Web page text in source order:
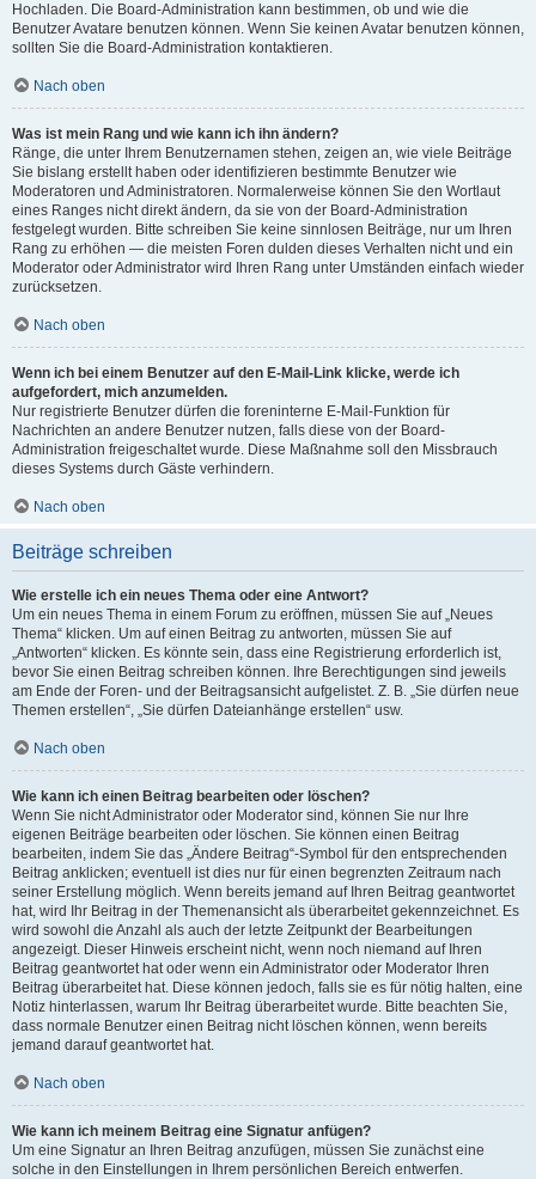
Hochladen. Die Board-Administration kann bestimmen, ob und wie die
Benutzer Avatare benutzen können. Wenn Sie keinen Avatar benutzen können,
sollten Sie die Board-Administration kontaktieren.
Nach oben
Was ist mein Rang und wie kann ich ihn ändern?
Ränge, die unter Ihrem Benutzernamen stehen, zeigen an, wie viele Beiträge
Sie bislang erstellt haben oder identifizieren bestimmte Benutzer wie
Moderatoren und Administratoren. Normalerweise können Sie den Wortlaut
eines Ranges nicht direkt ändern, da sie von der Board-Administration
festgelegt wurden. Bitte schreiben Sie keine sinnlosen Beiträge, nur um Ihren
Rang zu erhöhen — die meisten Foren dulden dieses Verhalten nicht und ein
Moderator oder Administrator wird Ihren Rang unter Umständen einfach wieder
zurücksetzen.
Nach oben
Wenn ich bei einem Benutzer auf den E-Mail-Link klicke, werde ich
aufgefordert, mich anzumelden.
Nur registrierte Benutzer dürfen die foreninterne E-Mail-Funktion für
Nachrichten an andere Benutzer nutzen, falls diese von der Board-
Administration freigeschaltet wurde. Diese Maßnahme soll den Missbrauch
dieses Systems durch Gäste verhindern.
Nach oben
Beiträge schreiben
Wie erstelle ich ein neues Thema oder eine Antwort?
Um ein neues Thema in einem Forum zu eröffnen, müssen Sie auf „Neues
Thema“ klicken. Um auf einen Beitrag zu antworten, müssen Sie auf
„Antworten“ klicken. Es könnte sein, dass eine Registrierung erforderlich ist,
bevor Sie einen Beitrag schreiben können. Ihre Berechtigungen sind jeweils
am Ende der Foren- und der Beitragsansicht aufgelistet. Z. B. „Sie dürfen neue
Themen erstellen“, „Sie dürfen Dateianhänge erstellen“ usw.
Nach oben
Wie kann ich einen Beitrag bearbeiten oder löschen?
Wenn Sie nicht Administrator oder Moderator sind, können Sie nur Ihre
eigenen Beiträge bearbeiten oder löschen. Sie können einen Beitrag
bearbeiten, indem Sie das „Ändere Beitrag“-Symbol für den entsprechenden
Beitrag anklicken; eventuell ist dies nur für einen begrenzten Zeitraum nach
seiner Erstellung möglich. Wenn bereits jemand auf Ihren Beitrag geantwortet
hat, wird Ihr Beitrag in der Themenansicht als überarbeitet gekennzeichnet. Es
wird sowohl die Anzahl als auch der letzte Zeitpunkt der Bearbeitungen
angezeigt. Dieser Hinweis erscheint nicht, wenn noch niemand auf Ihren
Beitrag geantwortet hat oder wenn ein Administrator oder Moderator Ihren
Beitrag überarbeitet hat. Diese können jedoch, falls sie es für nötig halten, eine
Notiz hinterlassen, warum Ihr Beitrag überarbeitet wurde. Bitte beachten Sie,
dass normale Benutzer einen Beitrag nicht löschen können, wenn bereits
jemand darauf geantwortet hat.
Nach oben
Wie kann ich meinem Beitrag eine Signatur anfügen?
Um eine Signatur an Ihren Beitrag anzufügen, müssen Sie zunächst eine
solche in den Einstellungen in Ihrem persönlichen Bereich entwerfen.